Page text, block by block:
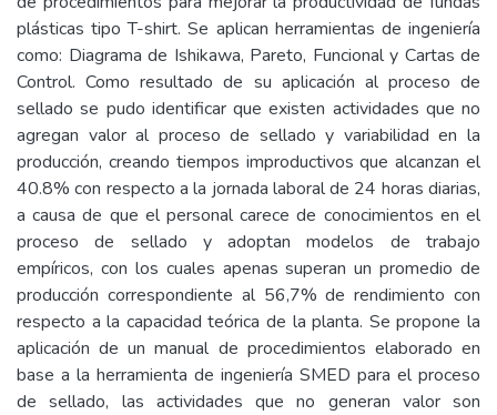
plásticas tipo T-shirt. Se aplican herramientas de ingeniería
como: Diagrama de Ishikawa, Pareto, Funcional y Cartas de
Control. Como resultado de su aplicación al proceso de
sellado se pudo identificar que existen actividades que no
agregan valor al proceso de sellado y variabilidad en la
producción, creando tiempos improductivos que alcanzan el
40.8% con respecto a la jornada laboral de 24 horas diarias,
a causa de que el personal carece de conocimientos en el
proceso de sellado y adoptan modelos de trabajo
empíricos, con los cuales apenas superan un promedio de
producción correspondiente al 56,7% de rendimiento con
respecto a la capacidad teórica de la planta. Se propone la
aplicación de un manual de procedimientos elaborado en
base a la herramienta de ingeniería SMED para el proceso
de sellado, las actividades que no generan valor son